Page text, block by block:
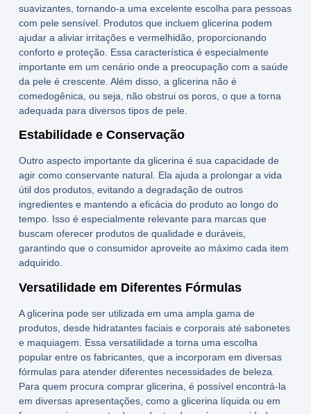
suavizantes, tornando-a uma excelente escolha para pessoas
com pele sensível. Produtos que incluem glicerina podem
ajudar a aliviar irritações e vermelhidão, proporcionando
conforto e proteção. Essa característica é especialmente
importante em um cenário onde a preocupação com a saúde
da pele é crescente. Além disso, a glicerina não é
comedogênica, ou seja, não obstrui os poros, o que a torna
adequada para diversos tipos de pele.
Estabilidade e Conservação
Outro aspecto importante da glicerina é sua capacidade de
agir como conservante natural. Ela ajuda a prolongar a vida
útil dos produtos, evitando a degradação de outros
ingredientes e mantendo a eficácia do produto ao longo do
tempo. Isso é especialmente relevante para marcas que
buscam oferecer produtos de qualidade e duráveis,
garantindo que o consumidor aproveite ao máximo cada item
adquirido.
Versatilidade em Diferentes Fórmulas
A glicerina pode ser utilizada em uma ampla gama de
produtos, desde hidratantes faciais e corporais até sabonetes
e maquiagem. Essa versatilidade a torna uma escolha
popular entre os fabricantes, que a incorporam em diversas
fórmulas para atender diferentes necessidades de beleza.
Para quem procura comprar glicerina , é possível encontrá-la
em diversas apresentações, como a glicerina líquida ou em